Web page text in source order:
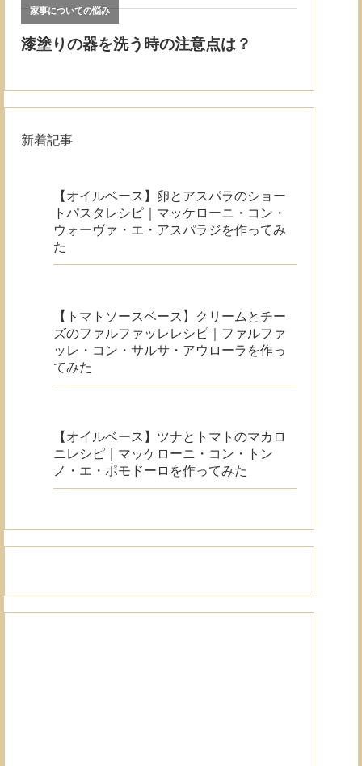
新着記事
【オイルベース】卵とアスパラのショー
トパスタレシピ｜マッケローニ・コン・
ウォーヴァ・エ・アスパラジを作ってみ
た
【トマトソースベース】クリームとチー
ズのファルファッレレシピ｜ファルファ
ッレ・コン・サルサ・アウローラを作っ
てみた
【オイルベース】ツナとトマトのマカロ
ニレシピ｜マッケローニ・コン・トン
ノ・エ・ポモドーロを作ってみた